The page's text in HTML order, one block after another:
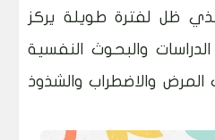
ظل لفترة طويلة يركز
والبحوث النفسية
المرض والاضطراب والشذوذ